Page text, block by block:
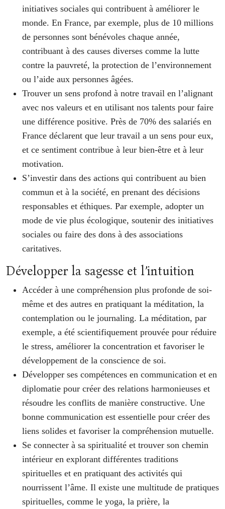
initiatives sociales qui contribuent à améliorer le
monde. En France, par exemple, plus de 10 millions
de personnes sont bénévoles chaque année,
contribuant à des causes diverses comme la lutte
contre la pauvreté, la protection de l’environnement
ou l’aide aux personnes âgées.
Trouver un sens profond à notre travail en l’alignant
avec nos valeurs et en utilisant nos talents pour faire
une différence positive. Près de 70% des salariés en
France déclarent que leur travail a un sens pour eux,
et ce sentiment contribue à leur bien-être et à leur
motivation.
S’investir dans des actions qui contribuent au bien
commun et à la société, en prenant des décisions
responsables et éthiques. Par exemple, adopter un
mode de vie plus écologique, soutenir des initiatives
sociales ou faire des dons à des associations
caritatives.
Développer la sagesse et l’intuition
Accéder à une compréhension plus profonde de soi-
même et des autres en pratiquant la méditation, la
contemplation ou le journaling. La méditation, par
exemple, a été scientifiquement prouvée pour réduire
le stress, améliorer la concentration et favoriser le
développement de la conscience de soi.
Développer ses compétences en communication et en
diplomatie pour créer des relations harmonieuses et
résoudre les conflits de manière constructive. Une
bonne communication est essentielle pour créer des
liens solides et favoriser la compréhension mutuelle.
Se connecter à sa spiritualité et trouver son chemin
intérieur en explorant différentes traditions
spirituelles et en pratiquant des activités qui
nourrissent l’âme. Il existe une multitude de pratiques
spirituelles, comme le yoga, la prière, la